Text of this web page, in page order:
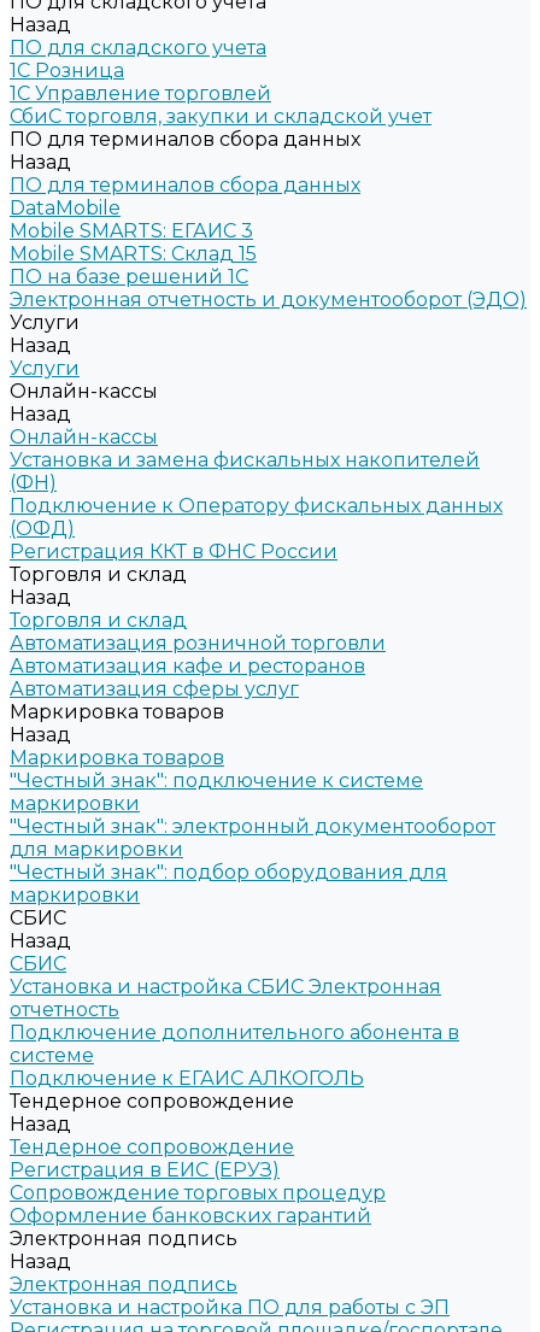
Назад
ПО для складского учета
1C Розница
1С Управление торговлей
СбиС торговля, закупки и складской учет
ПО для терминалов сбора данных
Назад
ПО для терминалов сбора данных
DataMobile
Mobile SMARTS: ЕГАИС 3
Mobile SMARTS: Склад 15
ПО на базе решений 1С
Электронная отчетность и документооборот (ЭДО)
Услуги
Назад
Услуги
Онлайн-кассы
Назад
Онлайн-кассы
Установка и замена фискальных накопителей
(ФН)
Подключение к Оператору фискальных данных
(ОФД)
Регистрация ККТ в ФНС России
Торговля и склад
Назад
Торговля и склад
Автоматизация розничной торговли
Автоматизация кафе и ресторанов
Автоматизация сферы услуг
Маркировка товаров
Назад
Маркировка товаров
"Честный знак": подключение к системе
маркировки
"Честный знак": электронный документооборот
для маркировки
"Честный знак": подбор оборудования для
маркировки
СБИС
Назад
СБИС
Установка и настройка СБИС Электронная
отчетность
Подключение дополнительного абонента в
системе
Подключение к ЕГАИС АЛКОГОЛЬ
Тендерное сопровождение
Назад
Тендерное сопровождение
Регистрация в ЕИС (ЕРУЗ)
Сопровождение торговых процедур
Оформление банковских гарантий
Электронная подпись
Назад
Электронная подпись
Установка и настройка ПО для работы с ЭП